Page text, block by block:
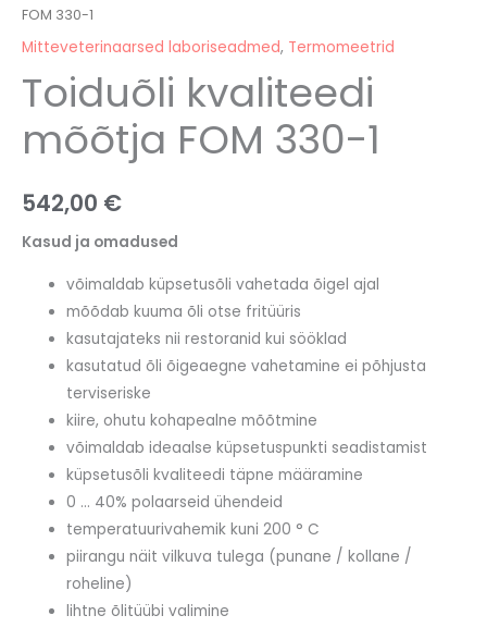
FOM 330-1
Mitteveterinaarsed laboriseadmed, Termomeetrid
Toiduõli kvaliteedi
mõõtja FOM 330-1
542,00 €
Kasud ja omadused
võimaldab küpsetusõli vahetada õigel ajal
mõõdab kuuma õli otse fritüüris
kasutajateks nii restoranid kui sööklad
kasutatud õli õigeaegne vahetamine ei põhjusta
terviseriske
kiire, ohutu kohapealne mõõtmine
võimaldab ideaalse küpsetuspunkti seadistamist
küpsetusõli kvaliteedi täpne määramine
0 … 40% polaarseid ühendeid
temperatuurivahemik kuni 200 ° C
piirangu näit vilkuva tulega (punane / kollane /
roheline)
lihtne õlitüübi valimine